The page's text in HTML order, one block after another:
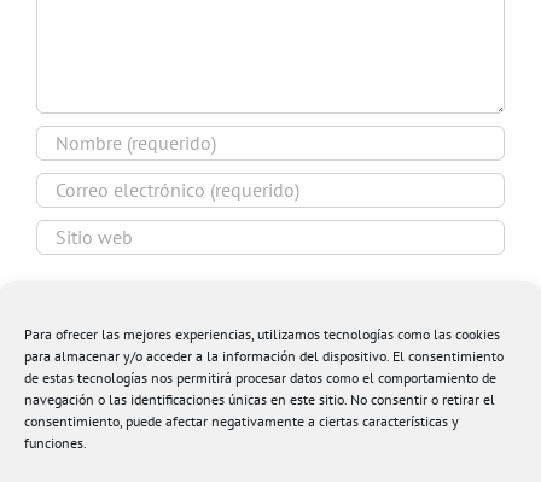
Para ofrecer las mejores experiencias, utilizamos tecnologías como las cookies
para almacenar y/o acceder a la información del dispositivo. El consentimiento
de estas tecnologías nos permitirá procesar datos como el comportamiento de
navegación o las identificaciones únicas en este sitio. No consentir o retirar el
consentimiento, puede afectar negativamente a ciertas características y
funciones.
navegador para la próxima vez que comente.